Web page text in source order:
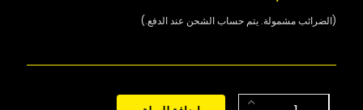
(الضرائب مشمولة. يتم حساب الشحن عند الدفع.)